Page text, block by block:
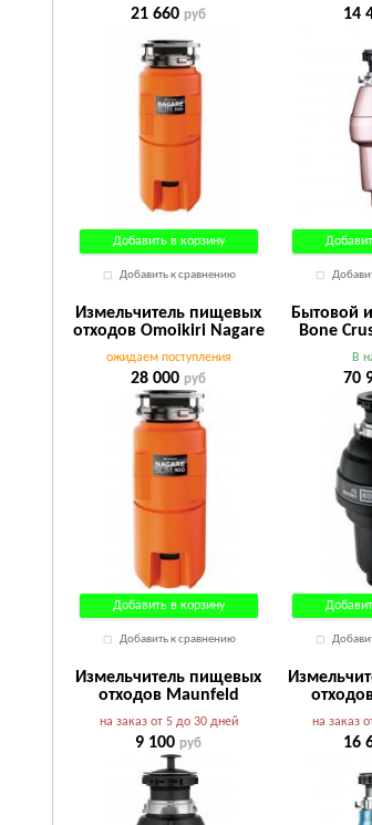
21 660 руб
Добавить в корзину
Добавить к сравнению
14
Измельчитель пищевых
отходов Omoikiri Nagare
ожидаем поступления
28 000 руб
Добавить в корзину
Добавить к сравнению
Бытовой
Bone
В
70
Измельчитель пищевых
отходов Maunfeld
MWD3801
на заказ от 5 до 30 дней
9 100 руб
INTENSO
на заказ
16